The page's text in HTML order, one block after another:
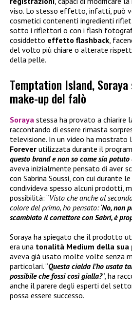
viso. Lo stesso effetto, infatti, può
cosmetici contenenti ingredienti
sotto i riflettori o con i flash
cosiddetto effetto flashback,
del volto più chiare o alterate
della pelle.
Temptation Island,
make-up del falò
Soraya stessa ha provato a chiarire
raccontando di essere rimasta
televisione. In un video ha mostrato
Forever utilizzata durante il
questo brand e non so come sia potuto
aveva inizialmente pensato di aver
con Sabrina Soussi, con cui durante
condivideva spesso alcuni prodotti,
possibilità: “Visto che anche al
colore del primo, ho pensato: ‘No, non
scambiato il correttore con Sabri, è
Soraya ha spiegato che il prodotto
era una tonalità Medium della
aveva già usato molte volte senza
particolari. “Questa cialda l’ho usata
possibile che fossi così gialla?”, ha
anche il parere degli esperti del
possa essere successo.